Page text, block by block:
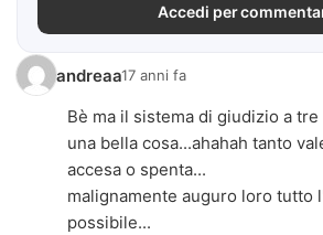
Accedi per
andreaa17 anni fa
Bè ma il sistema di giudizio a
una bella cosa...ahahah tanto
accesa o spenta...
malignamente auguro loro tutto
possibile...